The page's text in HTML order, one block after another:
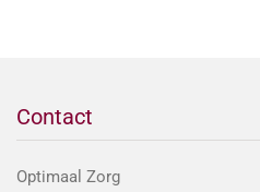
Contact
Optimaal Zorg